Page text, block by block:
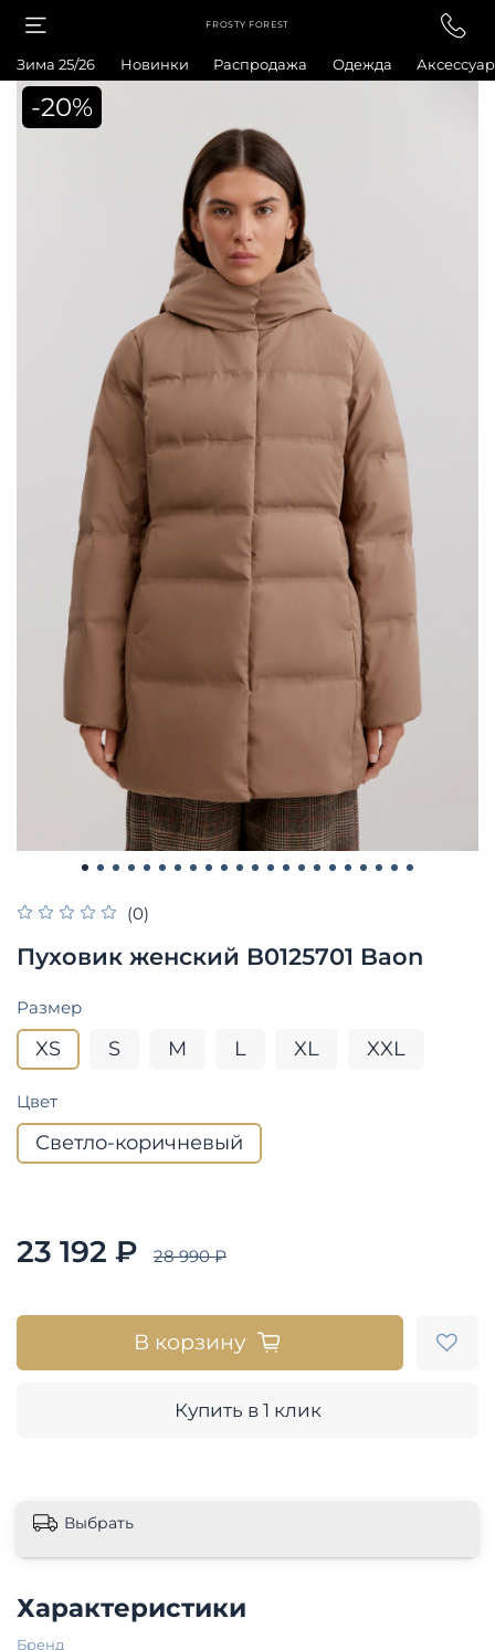
FROSTY FOREST
Зима 25/26 Новинки Распродажа Одежда
-20%
(0)
Пуховик женский B0125701 Baon
Размер
XS S M L XL XXL
Цвет
Светло-коричневый
23 192 ₽ 28 990 ₽
В корзину
Купить в 1 клик
Выбрать
Характеристики
Бренд